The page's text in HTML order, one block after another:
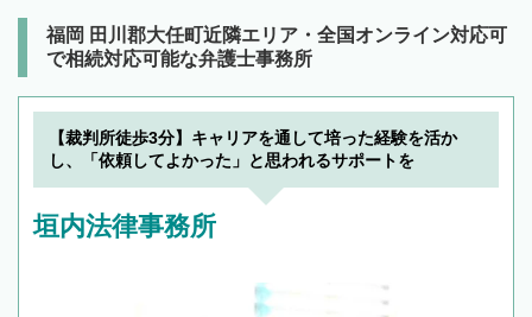
福岡 田川郡大任町近隣エリア・全国オンライン対応可
で相続対応可能な弁護士事務所
【裁判所徒歩3分】キャリアを通して培った経験を活か
し、「依頼してよかった」と思われるサポートを
垣内法律事務所